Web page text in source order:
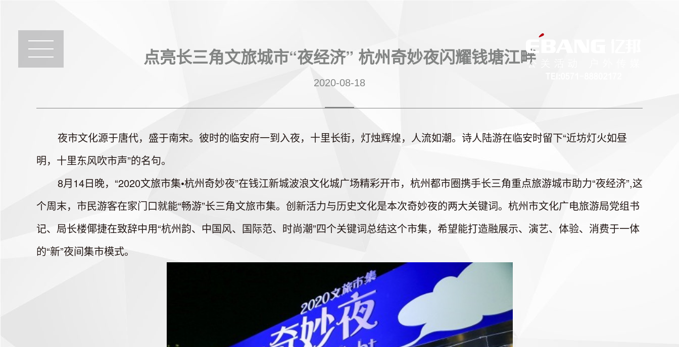
点亮长三角文旅城市“夜经济” 杭州奇妙夜闪耀钱塘江畔
2020-08-18
夜市文化源于唐代，盛于南宋。彼时的临安府一到入夜，十里长街，灯烛辉煌，人流如潮。诗人陆游在临安时留下“近坊灯火如昼
明，十里东风吹市声”的名句。
8月14日晚，“2020文旅市集•杭州奇妙夜”在钱江新城波浪文化城广场精彩开市，杭州都市圈携手长三角重点旅游城市助力“夜经济”,这
个周末，市民游客在家门口就能“畅游”长三角文旅市集。创新活力与历史文化是本次奇妙夜的两大关键词。杭州市文化广电旅游局党组书
记、局长楼倻捷在致辞中用“杭州韵、中国风、国际范、时尚潮”四个关键词总结这个市集，希望能打造融展示、演艺、体验、消费于一体
的“新”夜间集市模式。